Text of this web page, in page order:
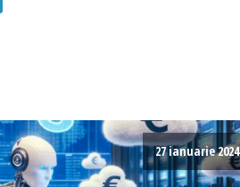
27 ianuarie 2024